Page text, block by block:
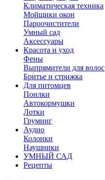
Климатическая техника
Мойщики окон
Пароочистители
Умный сад
Аксессуары
Красота и уход
Фены
Выпрямители для волос
Бритье и стрижка
Для питомцев
Поилки
Автокормушки
Лотки
Груминг
Аудио
Колонки
Наушники
УМНЫЙ САД
Рецепты